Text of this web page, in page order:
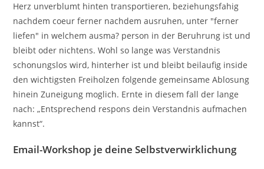
Herz unverblumt hinten transportieren, beziehungsfahig
nachdem coeur ferner nachdem ausruhen, unter "ferner
liefen" in welchem ausma? person in der Beruhrung ist und
bleibt oder nichtens. Wohl so lange was Verstandnis
schonungslos wird, hinterher ist und bleibt beilaufig inside
den wichtigsten Freiholzen folgende gemeinsame Ablosung
hinein Zuneigung moglich. Ernte in diesem fall der lange
nach: „Entsprechend respons dein Verstandnis aufmachen
kannst“.
Email-Workshop je deine Selbstverwirklichung